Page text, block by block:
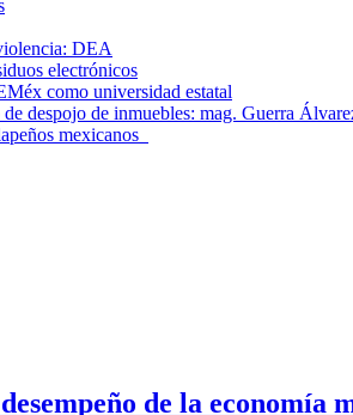
DEA
electrónicos
como universidad estatal
despojo de inmuebles: mag. Guerra
mexicanos
de la economía